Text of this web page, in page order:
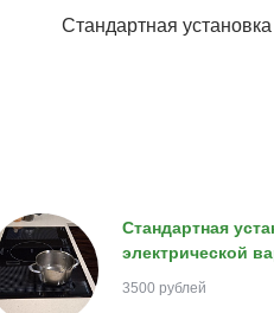
Стандартная
Стандартная
электрической
3500 рублей